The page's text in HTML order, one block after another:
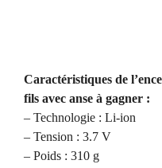
Caractéristiques de
fils avec anse à gagner :
– Technologie : Li-ion
– Tension : 3.7 V
– Poids : 310 g